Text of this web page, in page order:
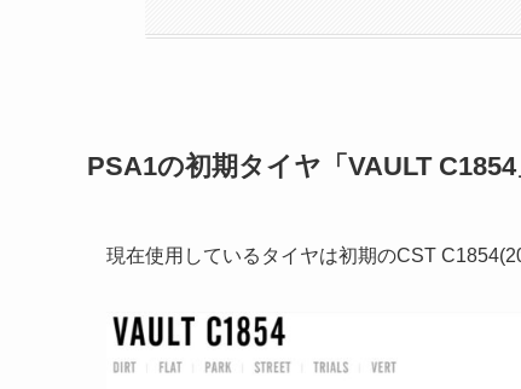
PSA1の初期タイヤ「VAULT C1854
現在使用しているタイヤは初期のCST